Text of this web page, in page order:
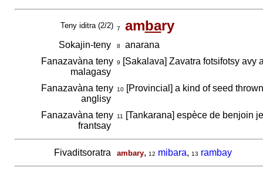
Teny iditra (2/2) 7 ambary
Sokajin-teny 8
anarana
Fanazavàna teny
malagasy
9 [Sakalava] Zavatra fotsifotsy avy
Fanazavàna teny
anglisy
10[Provincial] a kind of seed
Fanazavàna teny
frantsay
11 [Tankarana] espèce de benjoin
Fivaditsoratra ambary, 12 mibara, 13 rambay